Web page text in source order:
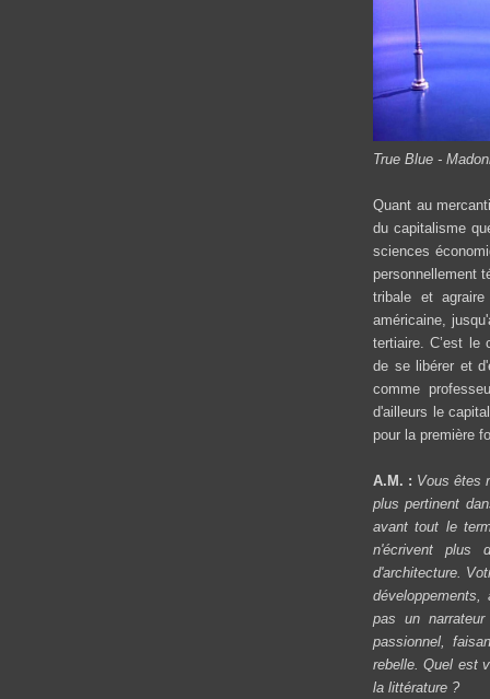
True Blue -
Quant au
du capitalisme
sciences
personnellement
tribale et
américaine,
tertiaire. C’est le
de se libérer et
comme
d'ailleurs le
pour la première
A.M. : Vous êtes
plus pertinent
avant tout le
n'écrivent plus
d'architecture.
pas un
passionnel,
rebelle. Quel est
la littérature ?